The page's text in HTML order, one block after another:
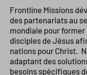
Frontline Missions
des partenariats au
mondiale pour
disciples de Jésus
nations pour Christ.
adaptant des
besoins spécifiques